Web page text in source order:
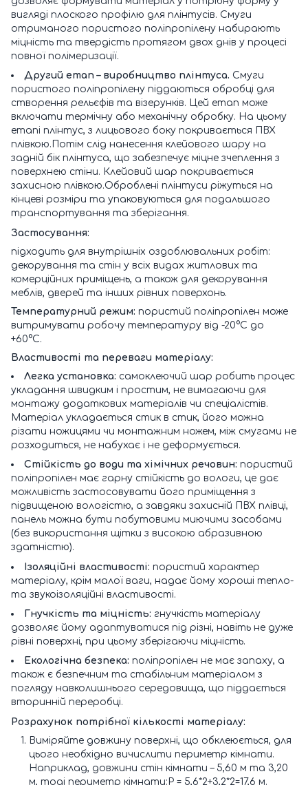
вигляді плоского профілю для плінтусів. Смуги
отриманого пористого поліпропілену набирають
міцність та твердість протягом двох днів у процесі
повної полімеризації.
Другий етап – виробництво плінтуса. Смуги
пористого поліпропілену піддаються обробці для
створення рельєфів та візерунків. Цей етап може
включати термічну або механічну обробку. На цьому
етапі плінтус, з лицьового боку покривається ПВХ
плівкою.Потім слід нанесення клейового шару на
задній бік плінтуса, що забезпечує міцне зчеплення з
поверхнею стіни. Клейовий шар покривається
захисною плівкою.Оброблені плінтуси ріжуться на
кінцеві розміри та упаковуються для подальшого
транспортування та зберігання.
Застосування:
підходить для внутрішніх оздоблювальних робіт:
декорування та стін у всіх видах житлових та
комерційних приміщень, а також для декорування
меблів, дверей та інших рівних поверхонь.
Температурний режим: пористий поліпропілен може
витримувати робочу температуру від -20°C до
+60°C.
Властивості та переваги матеріалу:
Легка установка: самоклеючий шар робить процес
укладання швидким і простим, не вимагаючи для
монтажу додаткових матеріалів чи спеціалістів.
Матеріал укладається стик в стик, його можна
різати ножицями чи монтажним ножем, між смугами не
розходиться, не набухає і не деформується.
Стійкість до води та хімічних речовин: пористий
поліпропілен має гарну стійкість до вологи, це дає
можливість застосовувати його приміщення з
підвищеною вологістю, а завдяки захисній ПВХ плівці,
панель можна бути побутовими миючими засобами
(без використання щітки з високою абразивною
здатністю).
Ізоляційні властивості: пористий характер
матеріалу, крім малої ваги, надає йому хороші тепло-
та звукоізоляційні властивості.
Гнучкість та міцність: гнучкість матеріалу
дозволяє йому адаптуватися під різні, навіть не дуже
рівні поверхні, при цьому зберігаючи міцність.
Екологічна безпека: поліпропілен не має запаху, а
також є безпечним та стабільним матеріалом з
погляду навколишнього середовища, що піддається
вторинній переробці.
Розрахунок потрібної кількості матеріалу:
Виміряйте довжину поверхні, що обклеюється, для
цього необхідно вичислити периметр кімнати.
Наприклад, довжини стін кімнати – 5,60 м та 3,20
м, тоді периметр кімнати:Р = 5,6*2+3,2*2=17,6 м.